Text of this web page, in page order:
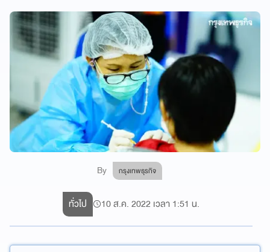
By กรุงเทพธุรกิจ
ทั่วไป 10 ส.ค. 2022 เวลา 1:51 น.